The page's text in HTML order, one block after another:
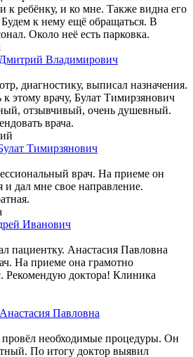
к ребёнку, и ко мне. Также видна его
к нему ещё обращаться. В
Около неё есть парковка.
Владимирович
диагностику, выписал назначения.
этому врачу, Булат Тимирзянович
отзывчивый, очень душевный.
врача.
Тимирзянович
врач. На приеме он
и дал мне свое направление.
Иванович
пациентку. Анастасия Павловна
На приеме она грамотно
Рекомендую доктора! Клиника
Павловна
провёл необходимые процедуры. Он
По итогу доктор выявил